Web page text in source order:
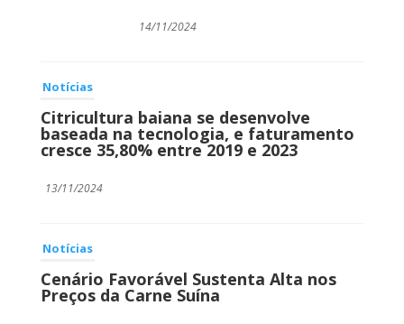
14/11/2024
Notícias
Citricultura baiana se desenvolve
baseada na tecnologia, e faturamento
cresce 35,80% entre 2019 e 2023
13/11/2024
Notícias
Cenário Favorável Sustenta Alta nos
Preços da Carne Suína